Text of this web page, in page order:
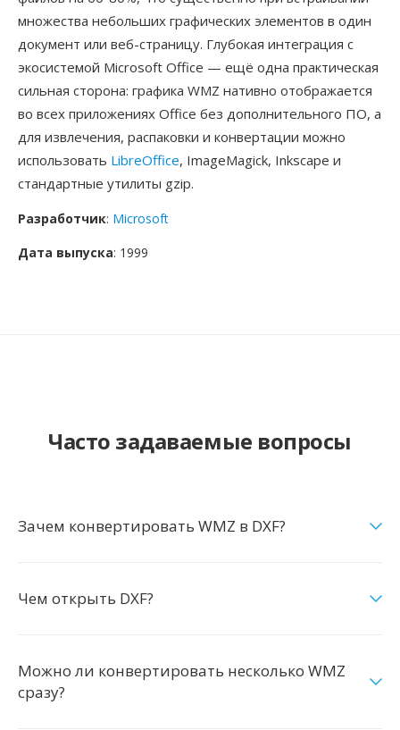
множества небольших графических элементов в один
документ или веб-страницу. Глубокая интеграция с
экосистемой Microsoft Office — ещё одна практическая
сильная сторона: графика WMZ нативно отображается
во всех приложениях Office без дополнительного ПО, а
для извлечения, распаковки и конвертации можно
использовать LibreOffice, ImageMagick, Inkscape и
стандартные утилиты gzip.
Разработчик: Microsoft
Дата выпуска: 1999
Часто задаваемые вопросы
Зачем конвертировать WMZ в DXF?
Чем открыть DXF?
Можно ли конвертировать несколько WMZ
сразу?